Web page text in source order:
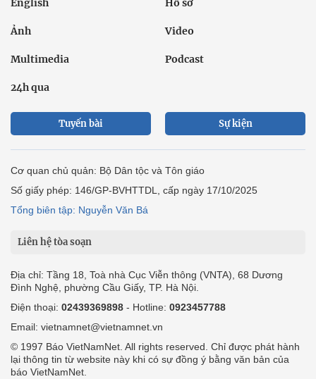
English Hồ sơ
Ảnh Video
Multimedia Podcast
24h qua
Tuyến bài Sự kiện
Cơ quan chủ quản: Bộ Dân tộc và Tôn giáo
Số giấy phép: 146/GP-BVHTTDL, cấp ngày 17/10/2025
Tổng biên tập: Nguyễn Văn Bá
Liên hệ tòa soạn
Địa chỉ: Tầng 18, Toà nhà Cục Viễn thông (VNTA), 68 Dương
Đình Nghệ, phường Cầu Giấy, TP. Hà Nội.
Điện thoại: 02439369898 - Hotline: 0923457788
Email: vietnamnet@vietnamnet.vn
© 1997 Báo VietNamNet. All rights reserved. Chỉ được phát hành
lại thông tin từ website này khi có sự đồng ý bằng văn bản của
báo VietNamNet.